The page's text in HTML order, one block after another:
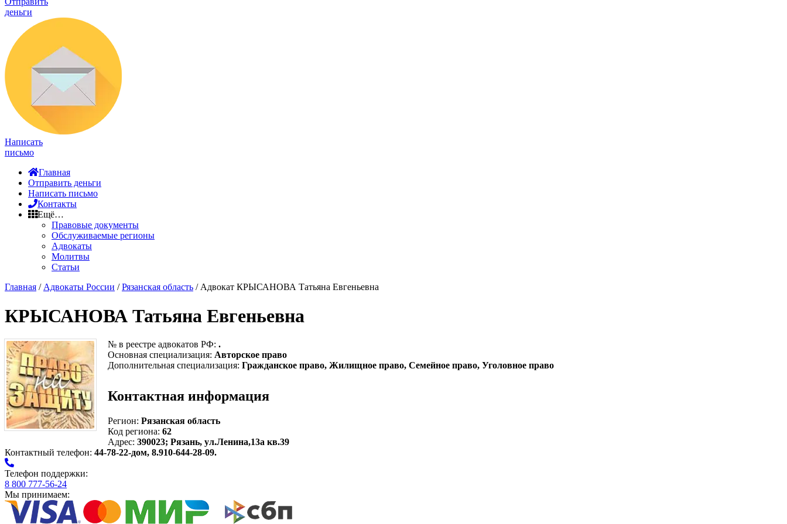
деньги
Написать
письмо
Главная
Отправить деньги
Написать письмо
Контакты
Ещё…
Правовые документы
Обслуживаемые регионы
Адвокаты
Молитвы
Статьи
Главная / Адвокаты России /Рязанская область / Адвокат КРЫСАНОВА Татьяна Евгеньевна
КРЫСАНОВА Татьяна Евгеньевна
№ в реестре адвокатов РФ: .
Основная специализация: Авторское право
Дополнительная специализация: Гражданское право, Жилищное право, Семейное право, Уголовное право
Контактная информация
Регион: Рязанская область
Код региона: 62
Адрес: 390023; Рязань, ул.Ленина,13а кв.39
Контактный телефон: 44-78-22-дом, 8.910-644-28-09.
Телефон поддержки:
8 800 777-56-24
Мы принимаем: